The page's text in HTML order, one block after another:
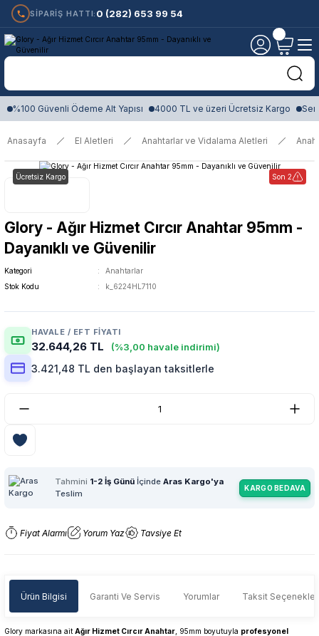
SİPARİŞ HATTI: 0 (282) 653 99 54
%100 Güvenli Ödeme Alt Yapısı 4000 TL ve üzeri Ücretsiz Kargo
Anasayfa El Aletleri Anahtarlar ve Vidalama Aletleri
Ücretsiz Kargo Son 2
Glory - Ağır Hizmet Cırcır Anahtar 95mm -
Dayanıklı ve Güvenilir
Kategori
Anahtarlar
Stok Kodu
k_6224HL7110
HAVALE / EFT FIYATI
32.644,26 TL (%3,00 havale indirimi)
3.421,48 TL den başlayan taksitlerle
Tahmini 1-2 İş Günü İçinde Aras Kargo'ya
Teslim
KARGO BEDAVA
Fiyat Alarmı Yorum Yaz Tavsiye Et
Ürün Bilgisi Garanti Ve Servis Yorumlar Taksit
Glory markasına ait Ağır Hizmet Cırcır Anahtar , 95mm boyutuyla profesyonel